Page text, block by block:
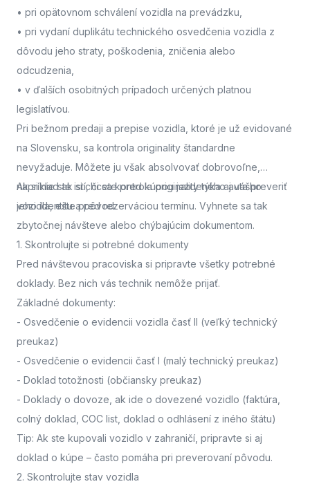
• pri opätovnom schválení vozidla na prevádzku,
• pri vydaní duplikátu technického osvedčenia vozidla z
dôvodu jeho straty, poškodenia, zničenia alebo
odcudzenia,
• v ďalších osobitných prípadoch určených platnou
legislatívou.
Pri bežnom predaji a prepise vozidla, ktoré je už evidované
na Slovensku, sa kontrola originality štandardne
nevyžaduje. Môžete ju však absolvovať dobrovoľne,
napríklad ak si chcete pred kúpou jazdeného auta preveriť
jeho identitu a pôvod.
Ak si nie ste istí, či sa kontrola originality týka aj vášho
vozidla,ešte pred rezerváciou termínu. Vyhnete sa tak
zbytočnej návšteve alebo chýbajúcim dokumentom.
1. Skontrolujte si potrebné dokumenty
Pred návštevou pracoviska si pripravte všetky potrebné
doklady. Bez nich vás technik nemôže prijať.
Základné dokumenty:
- Osvedčenie o evidencii vozidla časť II (veľký technický
preukaz)
- Osvedčenie o evidencii časť I (malý technický preukaz)
- Doklad totožnosti (občiansky preukaz)
- Doklady o dovoze, ak ide o dovezené vozidlo (faktúra,
colný doklad, COC list, doklad o odhlásení z iného štátu)
Tip: Ak ste kupovali vozidlo v zahraničí, pripravte si aj
doklad o kúpe – často pomáha pri preverovaní pôvodu.
2. Skontrolujte stav vozidla